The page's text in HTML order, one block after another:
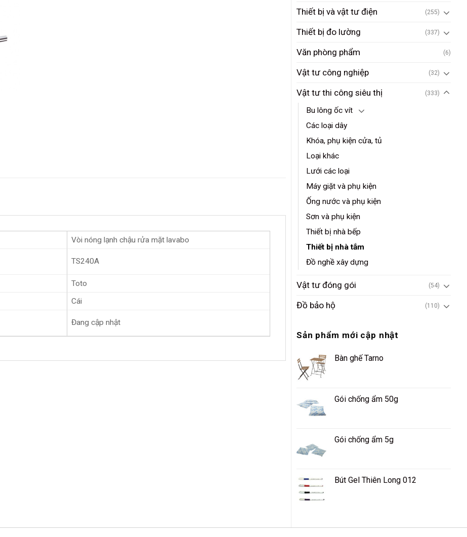
Thiết bị và vật tư điện (255)
Thiết bị đo lường (337)
Văn phòng phẩm (6)
Vật tư công nghiệp (32)
Vật tư thi công siêu thị (333)
Bu lông ốc vít
Các loại dây
Khóa, phụ kiện cửa, tủ
Loại khác
Lưới các loại
Máy giặt và phụ kiện
Ống nước và phụ kiện
Sơn và phụ kiện
Thiết bị nhà bếp
Thiết bị nhà tắm
Đồ nghề xây dựng
Vật tư đóng gói (54)
Đồ bảo hộ (110)
Sản phẩm mới cập nhật
Bàn ghế Tarno
Gói chống ẩm 50g
Gói chống ẩm 5g
Bút Gel Thiên Long 012
Vòi nóng lạnh chậu rửa mặt lavabo
TS240A
Toto
Cái
Đang cập nhật